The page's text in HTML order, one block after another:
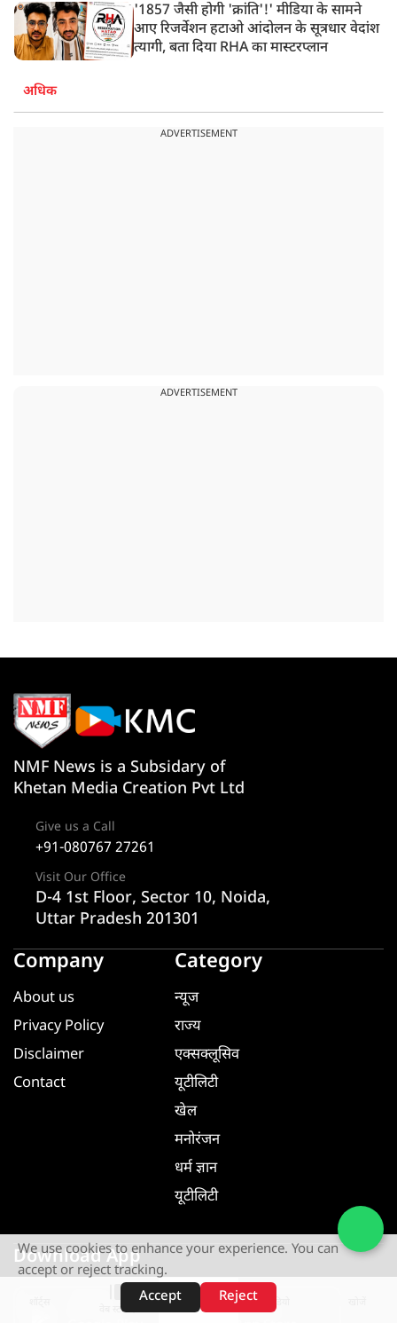
'1857 जैसी होगी 'क्रांति'!' मीडिया के सामने
आए रिजर्वेशन हटाओ आंदोलन के सूत्रधार वेदांश
त्यागी, बता दिया RHA का मास्टरप्लान
अधिक
ADVERTISEMENT
ADVERTISEMENT
वेब स्टोरीज़
NMF News is a Subsidary of
Khetan Media Creation Pvt Ltd
Give us a Call
+91-080767 27261
Visit Our Office
D-4 1st Floor, Sector 10, Noida,
Uttar Pradesh 201301
Company
About us
Privacy Policy
Disclaimer
Contact
Category
न्यूज
राज्य
एक्सक्लूसिव
यूटीलिटी
खेल
मनोरंजन
धर्म ज्ञान
यूटीलिटी
Download App
GET IT ON
We use cookies to enhance your experience. You can
accept or reject tracking.
Accept
Reject